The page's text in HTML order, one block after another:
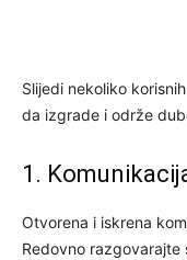
Slijedi nekoliko
da izgrade i održe
1.
Otvorena i iskrena
Redovno razgovarajte